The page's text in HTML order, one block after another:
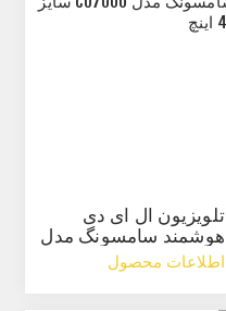
تلویزیون ال ای دی
هوشمند سامسونگ مدل
CU7000 سایز 43 اینچ
اطلاعات محصول